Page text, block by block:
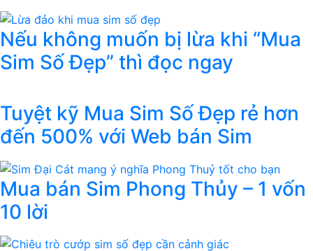
Nếu không muốn bị lừa khi “Mua
Sim Số Đẹp” thì đọc ngay
Tuyệt kỹ Mua Sim Số Đẹp rẻ hơn
đến 500% với Web bán Sim
Mua bán Sim Phong Thủy – 1 vốn
10 lời